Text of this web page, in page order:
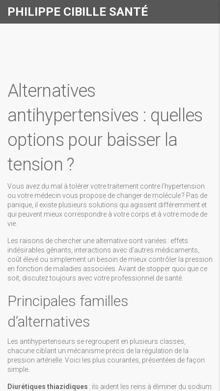
PHILIPPE CIBILLE SANTÉ
Alternatives
antihypertensives : quelles
options pour baisser la
tension ?
Vous avez du mal à tolérer votre traitement contre l’hypertension
ou votre médecin vous propose de changer de molécule ? Pas de
panique, il existe plusieurs solutions qui agissent différemment et
qui peuvent mieux correspondre à votre corps et à votre mode de
vie.
Les raisons de chercher une alternative sont variées : effets
indésirables gênants, interactions avec d’autres médicaments,
coût élevé ou simplement un besoin de mieux contrôler la pression
en fonction de maladies associées. Avant de stopper quoi que ce
soit, discutez toujours avec votre professionnel de santé.
Principales familles
d’alternatives
Les antihypertenseurs se regroupent en plusieurs classes,
chacune ciblant un mécanisme précis de la régulation de la
pression artérielle. Voici les plus courantes, présentées de façon
simple.
Diurétiques thiazidiques : ils aident les reins à éliminer du sodium